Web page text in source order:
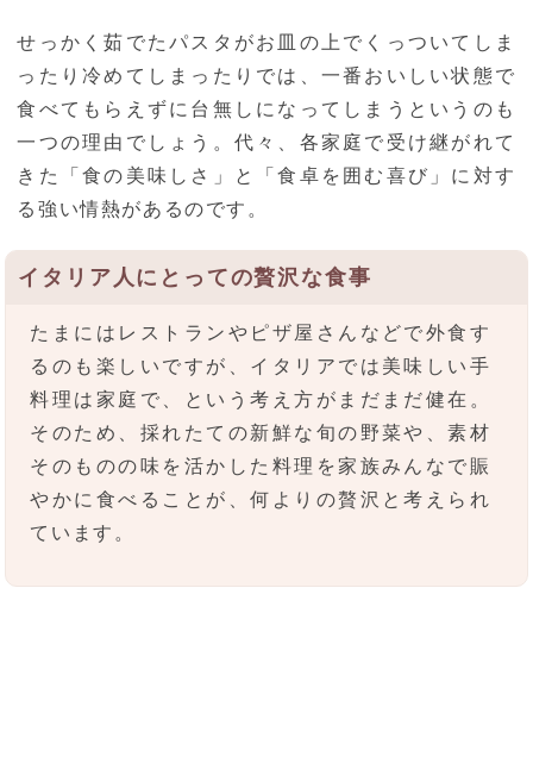
せっかく茹でたパスタがお皿の上でくっついてしま
ったり冷めてしまったりでは、一番おいしい状態で
食べてもらえずに台無しになってしまうというのも
一つの理由でしょう。代々、各家庭で受け継がれて
きた「食の美味しさ」と「食卓を囲む喜び」に対す
る強い情熱があるのです。
イタリア人にとっての贅沢な食事
たまにはレストランやピザ屋さんなどで外食す
るのも楽しいですが、イタリアでは美味しい手
料理は家庭で、という考え方がまだまだ健在。
そのため、採れたての新鮮な旬の野菜や、素材
そのものの味を活かした料理を家族みんなで賑
やかに食べることが、何よりの贅沢と考えられ
ています。